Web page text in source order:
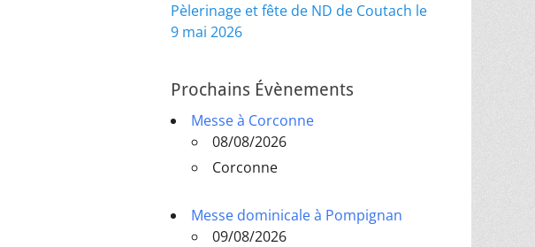
Pèlerinage et fête de ND de Coutach le
9 mai 2026
Prochains Évènements
Messe à Corconne
08/08/2026
Corconne
Messe dominicale à Pompignan
09/08/2026